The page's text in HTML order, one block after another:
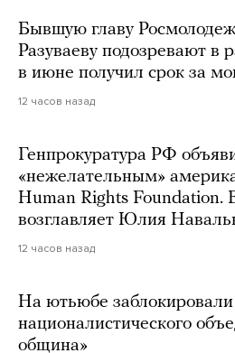
Бывшую главу
Разуваеву подозревают в
в июне получил срок за
12 часов назад
Генпрокуратура РФ
«нежелательным»
Human Rights Foundation.
возглавляет Юлия
12 часов назад
На ютьюбе заблокировали
националистического
община»